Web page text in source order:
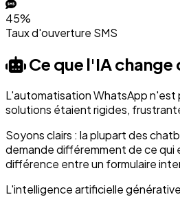
45%
Taux d'ouverture SMS
Ce que l'IA
L'automatisation WhatsApp n'est
solutions étaient rigides,
Soyons clairs : la plupart des
demande différemment de ce qui
différence entre un formulaire
L'intelligence artificielle